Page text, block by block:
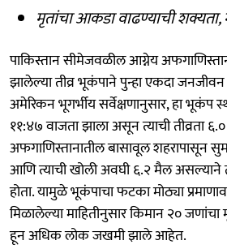
मृतांचा आकडा वाढण्याची
पाकिस्तान सीमेजवळील आग्नेय
झालेल्या तीव्र भूकंपाने पुन्हा एकदा
अमेरिकन भूगर्भीय सर्वेक्षणानुसार, हा भूकंप
११:४७ वाजता झाला असून त्याची तीव्रता
अफगाणिस्तानातील बासावूल शहरापासून
आणि त्याची खोली अवघी ६.२ मैल असल्याने
होता. यामुळे भूकंपाचा फटका मोठ्या
मिळालेल्या माहितीनुसार किमान २०
हून अधिक लोक जखमी झाले आहेत.